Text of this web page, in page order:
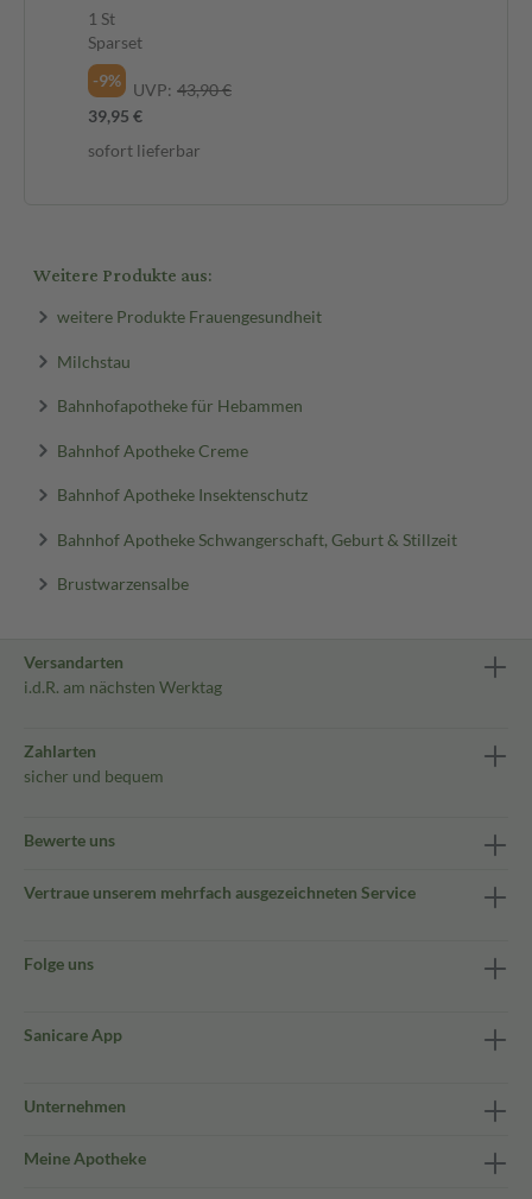
1 St
Sparset
-9%
UVP: 43,90 €
39,95 €
sofort lieferbar
Weitere Produkte aus:
weitere Produkte Frauengesundheit
Milchstau
Bahnhofapotheke für Hebammen
Bahnhof Apotheke Creme
Bahnhof Apotheke Insektenschutz
Bahnhof Apotheke Schwangerschaft, Geburt & Stillzeit
Brustwarzensalbe
Versandarten
i.d.R. am nächsten Werktag
Zahlarten
sicher und bequem
Bewerte uns
Vertraue unserem mehrfach ausgezeichneten Service
Folge uns
Sanicare App
Unternehmen
Meine Apotheke